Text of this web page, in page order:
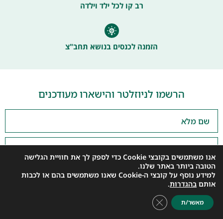
רב קו לכל ילד וילדה
הזמנה לכנסים בנושא תחב"צ
הרשמו לניוזלטר והישארו מעודכנים
רשמו אותי
אנו משתמשים בקובצי Cookie כדי לספק לך את חוויית הגלישה
הטובה ביותר באתר שלנו.
למידע נוסף על קובצי ה-Cookie שאנו משתמשים בהם או לכבות
אותם בהגדרות.
מאשר/ת Close GDPR Cookie Banner